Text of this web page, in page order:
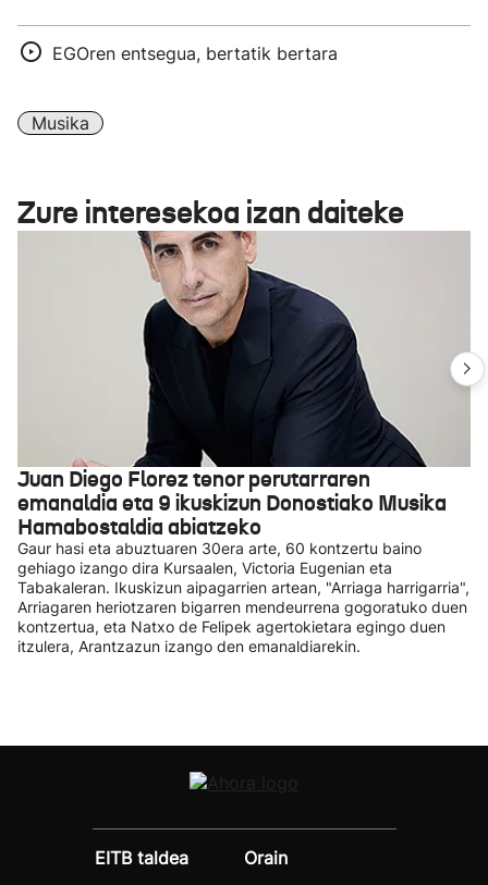
EGOren entsegua, bertatik bertara
Musika
Zure interesekoa izan daiteke
Juan Diego Florez tenor perutarraren
emanaldia eta 9 ikuskizun Donostiako Musika
Hamabostaldia abiatzeko
Gaur hasi eta abuztuaren 30era arte, 60 kontzertu baino
gehiago izango dira Kursaalen, Victoria Eugenian eta
Tabakaleran. Ikuskizun aipagarrien artean, "Arriaga harrigarria",
Arriagaren heriotzaren bigarren mendeurrena gogoratuko duen
kontzertua, eta Natxo de Felipek agertokietara egingo duen
itzulera, Arantzazun izango den emanaldiarekin.
EITB taldea
Orain